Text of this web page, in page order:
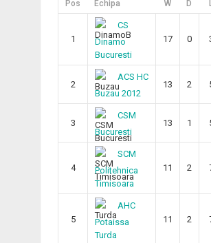
Pos Echipa W D
1
CS
Dinamo
Bucuresti
17 0
2
ACS HC
Buzau 2012
13 2
3
CSM
Bucuresti
13 1
4
SCM
Politehnica
Timisoara
11 2
5
AHC
Potaissa
Turda
11 2